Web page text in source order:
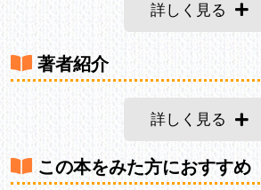
詳しく見る
著者紹介
詳しく見る
この本をみた方におすすめ